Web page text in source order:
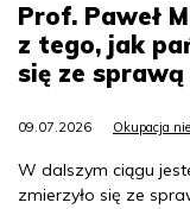
Prof. Paweł
z tego, jak
się ze
09.07.2026 Okupacja
W dalszym ciągu
zmierzyło się ze